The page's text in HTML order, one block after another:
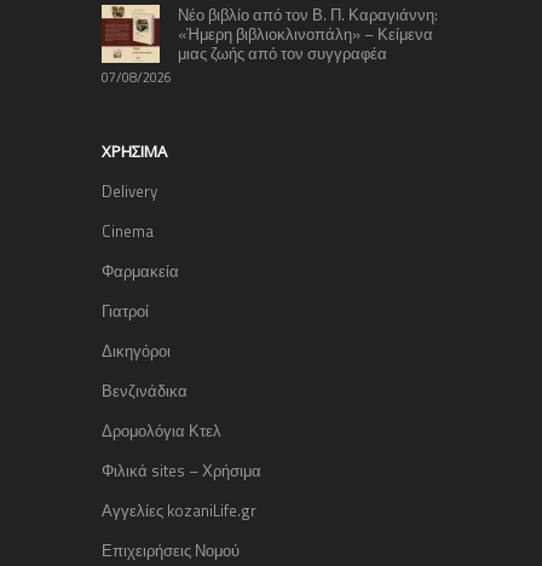
Νέο βιβλίο από τον Β. Π. Καραγιάννη:
«Ήμερη βιβλιοκλινοπάλη» – Κείμενα
μιας ζωής από τον συγγραφέα
07/08/2026
ΧΡΉΣΙΜΑ
Delivery
Cinema
Φαρμακεία
Γιατροί
Δικηγόροι
Βενζινάδικα
Δρομολόγια Κτελ
Φιλικά sites – Χρήσιμα
Αγγελίες kozaniLife.gr
Επιχειρήσεις Νομού